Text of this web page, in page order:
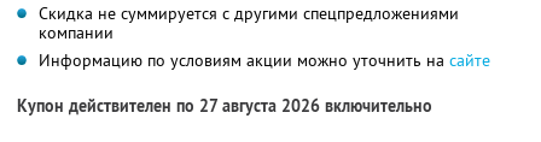
Скидка не суммируется с другими спецпредложениями
компании
Информацию по условиям акции можно уточнить на сайте
Купон действителен по 27 августа 2026 включительно